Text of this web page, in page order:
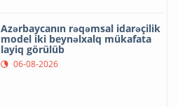
Azərbaycanın rəqəmsal idarəçilik
model iki beynəlxalq mükafata
layiq görülüb
06-08-2026